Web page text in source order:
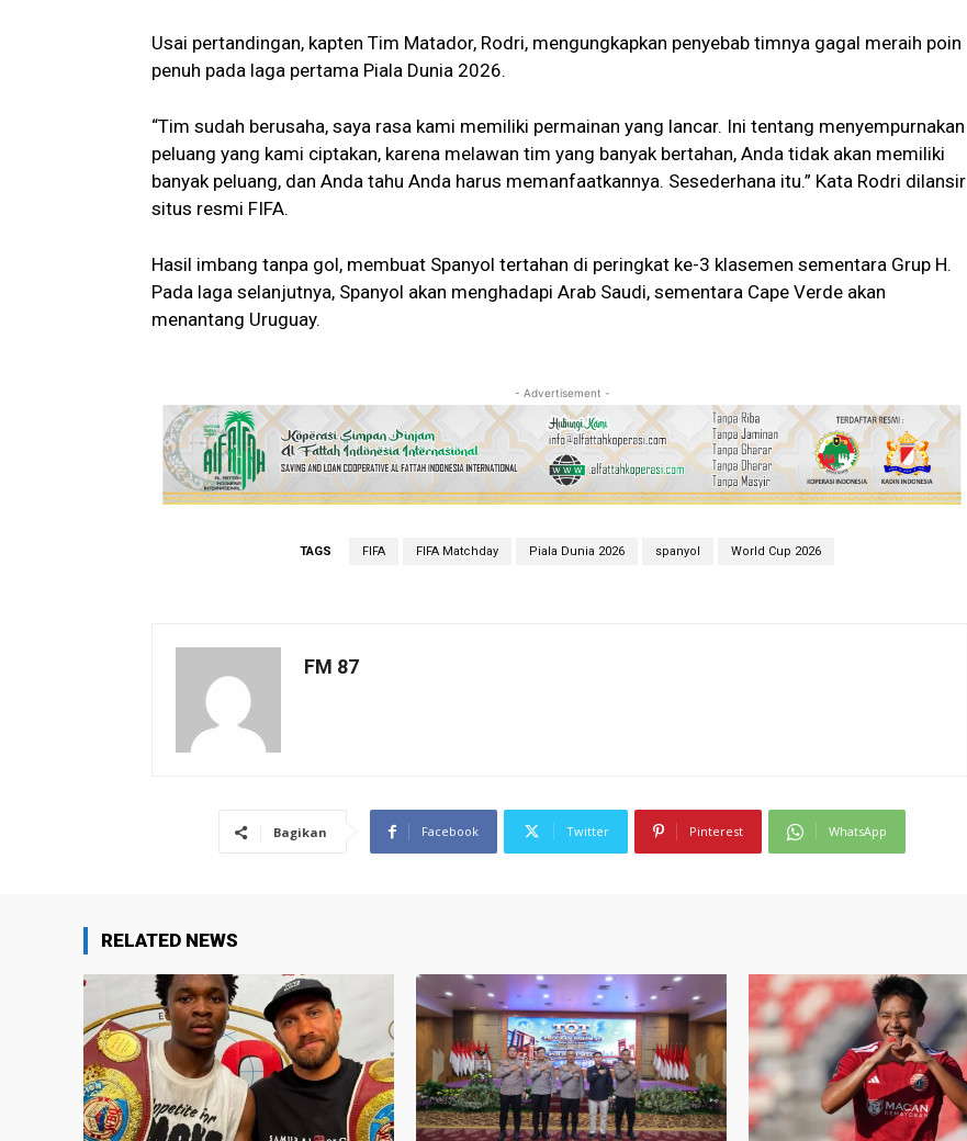
Usai pertandingan, kapten Tim Matador, Rodri, mengungkapkan penyebab timnya gagal meraih poin
penuh pada laga pertama Piala Dunia 2026.
“Tim sudah berusaha, saya rasa kami memiliki permainan yang lancar. Ini tentang menyempurnakan
peluang yang kami ciptakan, karena melawan tim yang banyak bertahan, Anda tidak akan memiliki
banyak peluang, dan Anda tahu Anda harus memanfaatkannya. Sesederhana itu.” Kata Rodri dilansir
situs resmi FIFA.
Hasil imbang tanpa gol, membuat Spanyol tertahan di peringkat ke-3 klasemen sementara Grup H.
Pada laga selanjutnya, Spanyol akan menghadapi Arab Saudi, sementara Cape Verde akan
menantang Uruguay.
- Advertisement -
TAGS FIFA FIFA Matchday Piala Dunia 2026 spanyol World Cup 2026
FM 87
Bagikan Facebook Twitter Pinterest WhatsApp
RELATED NEWS